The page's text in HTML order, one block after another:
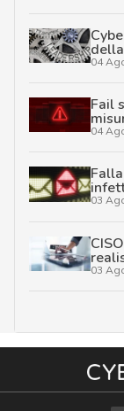
04
Fail
04
03
03